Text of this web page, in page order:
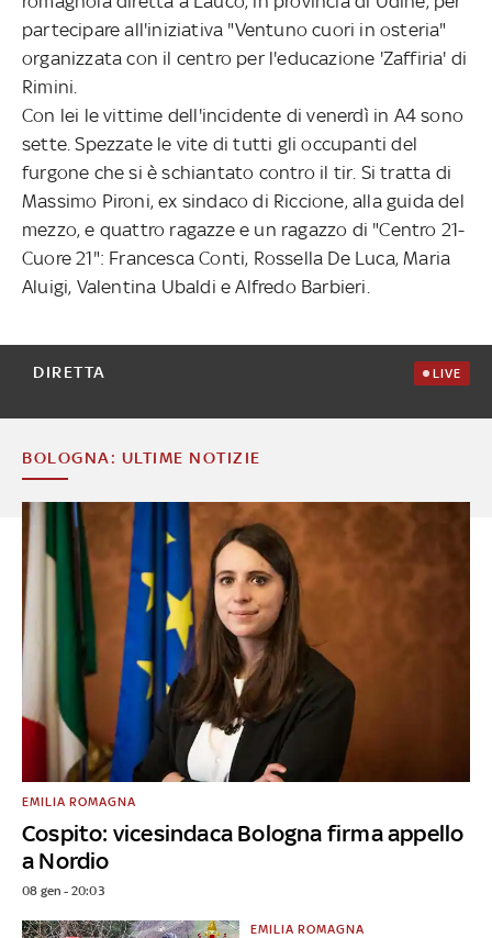
partecipare all'iniziativa "Ventuno cuori in osteria"
organizzata con il centro per l'educazione 'Zaffiria' di
Rimini.
Con lei le vittime dell'incidente di venerdì in A4 sono
sette. Spezzate le vite di tutti gli occupanti del
furgone che si è schiantato contro il tir. Si tratta di
Massimo Pironi, ex sindaco di Riccione, alla guida del
mezzo, e quattro ragazze e un ragazzo di "Centro 21-
Cuore 21": Francesca Conti, Rossella De Luca, Maria
Aluigi, Valentina Ubaldi e Alfredo Barbieri.
DIRETTA LIVE
BOLOGNA: ULTIME NOTIZIE
Cospito: vicesindaca Bologna firma appello
a Nordio
EMILIA ROMAGNA
08 gen - 20:03
EMILIA ROMAGNA